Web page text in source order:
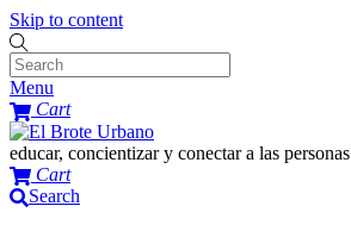
Skip to content
Menu
Cart
educar, concientizar y conectar a las personas
Cart
Search